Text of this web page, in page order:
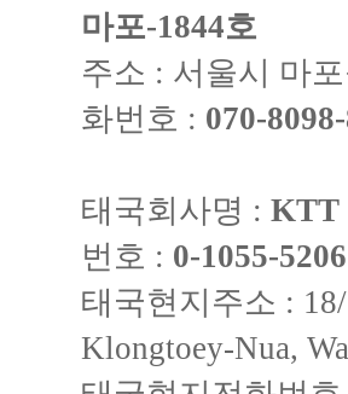
마포-1844호
주소 : 서울시 마
화번호 : 070-
태국회사명 : KTT
번호 : 0-1055-
태국현지주소 :
Klongtoey-Nua,